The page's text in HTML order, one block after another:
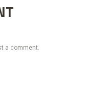
a comment.